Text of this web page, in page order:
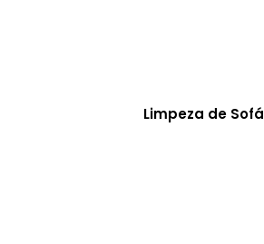
Limpeza de Sofá